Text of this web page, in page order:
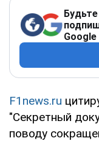
Google
F1news.ru
"Секретный
поводу